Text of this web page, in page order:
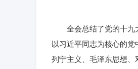
全会总结了党的十九大
以习近平同志为核心的
列宁主义、毛泽东思想、